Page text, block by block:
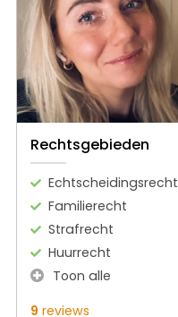
Rechtsgebieden
Echtscheidingsrecht
Familierecht
Strafrecht
Huurrecht
Toon alle
9 reviews